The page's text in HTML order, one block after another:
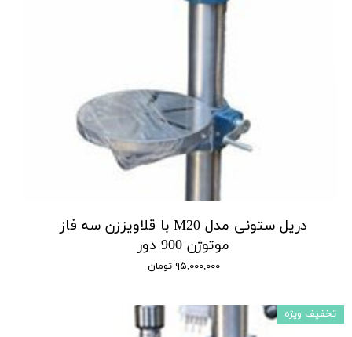
دریل ستونی مدل M20 با قلاویززن سه فاز
موتوژن 900 دور
۹۵,۰۰۰,۰۰۰ تومان
تخفیف ویژه